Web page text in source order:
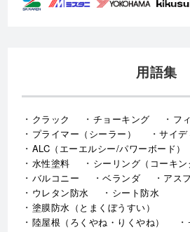
用語集
クラック チョーキング
フ
プライマー（シーラー）
サイ
ALC（エーエルシー/パワーボード）
水性塗料
シーリング（コーキ
バルコニー
ベランダ
アス
ウレタン防水
シート防水
塗膜防水（とまくぼうすい）
陸屋根（ろくやね・りくやね）